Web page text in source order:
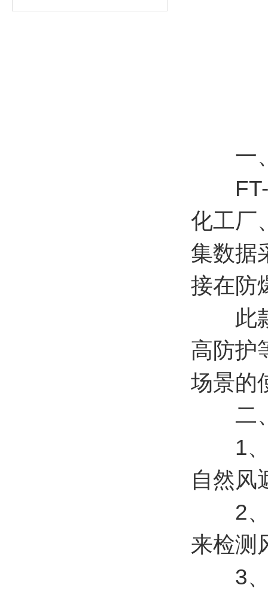
一
FT-
化工厂
集数据
接在防
此款
高防护
场景的
二、
1、
自然风
2、
来检测
3、